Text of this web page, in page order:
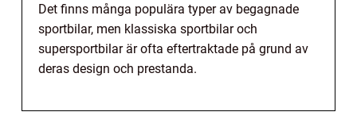
Det finns många populära typer av begagnade
sportbilar, men klassiska sportbilar och
supersportbilar är ofta eftertraktade på grund av
deras design och prestanda.